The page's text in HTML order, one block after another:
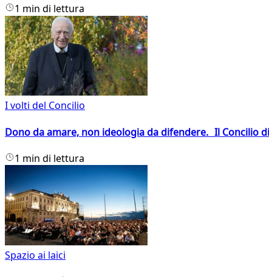
1 min di lettura
I volti del Concilio
Dono da amare, non ideologia da difendere. Il Concilio
1 min di lettura
Spazio ai laici